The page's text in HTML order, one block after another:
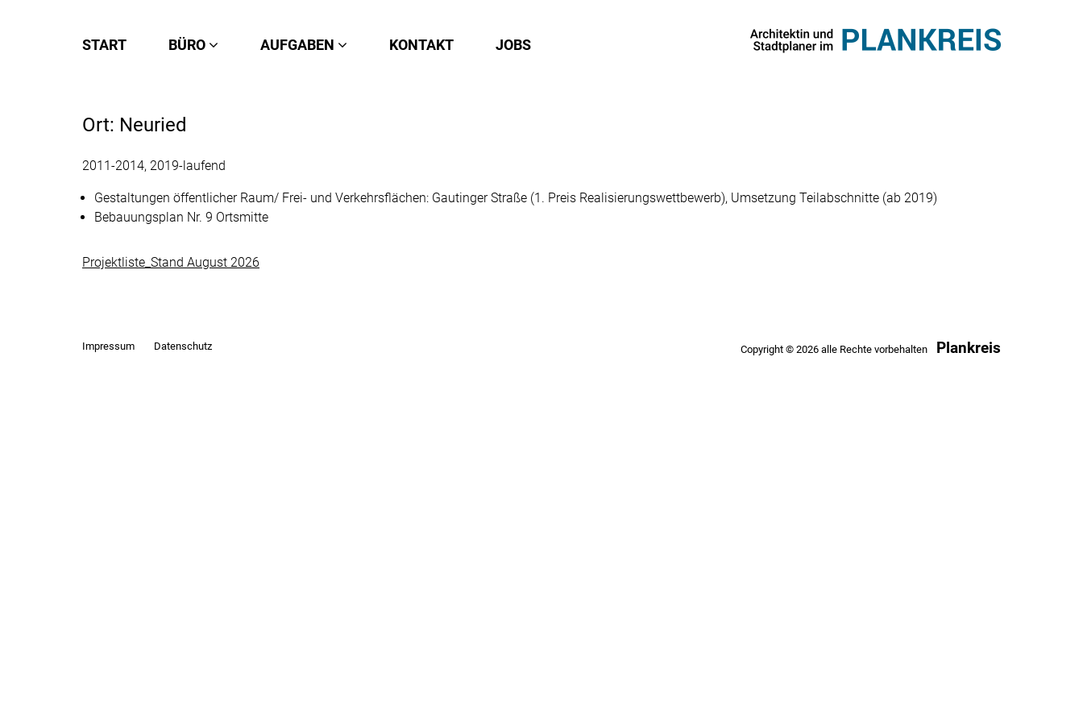
START BÜRO AUFGABEN KONTAKT JOBS
Ort: Neuried
2011-2014, 2019-laufend
Gestaltungen öffentlicher Raum/ Frei- und Verkehrsflächen: Gautinger Straße (1. Preis Realisierungswettbewerb), Umsetzung Teilabschnitte (ab 2019)
Bebauungsplan Nr. 9 Ortsmitte
Projektliste_Stand August 2026
Impressum Datenschutz Copyright © 2026 alle Rechte vorbehalten Plankreis